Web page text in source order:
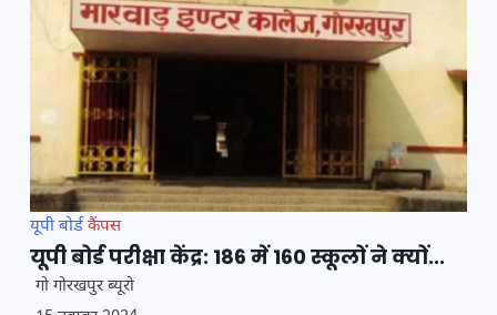
यूपी बोर्ड कैंपस
यूपी बोर्ड परीक्षा केंद्र: 186 में 160 स्कूलों ने क्यों...
गो गोरखपुर ब्यूरो